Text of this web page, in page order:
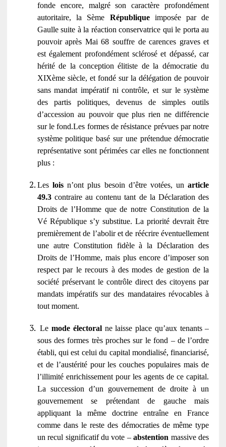
fonde encore, malgré son caractère profondément
autoritaire, la Sème République imposée par de
Gaulle suite à la réaction conservatrice qui le porta au
pouvoir après Mai 68 souffre de carences graves et
est également profondément sclérosé et dépassé, car
hérité de la conception élitiste de la démocratie du
XIXème siècle, et fondé sur la délégation de pouvoir
sans mandat impératif ni contrôle, et sur le système
des partis politiques, devenus de simples outils
d’accession au pouvoir que plus rien ne différencie
sur le fond.Les formes de résistance prévues par notre
système politique basé sur une prétendue démocratie
représentative sont périmées car elles ne fonctionnent
plus :
Les loisn’ont plus besoin d’être votées, unarticle
49.3contraire au contenu tant de la Déclaration des
Droits de l’Homme que de notre Constitution de la
Vé République s’y substitue. La priorité devrait être
premièrement de l’abolir et de réécrire éventuellement
une autre Constitution fidèle à la Déclaration des
Droits de l’Homme, mais plus encore d’imposer son
respect par le recours à des modes de gestion de la
société préservant le contrôle direct des citoyens par
mandats impératifs sur des mandataires révocables à
tout moment.
Lemode électoralne laisse place qu’aux tenants –
sous des formes très proches sur le fond – de l’ordre
établi, qui est celui du capital mondialisé, financiarisé,
et de l’austérité pour les couches populaires mais de
l’illimité enrichissement pour les agents de ce capital.
La succession d’un gouvernement de droite à un
gouvernement se prétendant de gauche mais
appliquant la même doctrine entraîne en France
comme dans le reste des démocraties de même type
un recul significatif du vote –abstention massive des